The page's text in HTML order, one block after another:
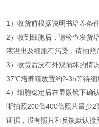
1）收货前根据说明书培养条
2）收到细胞后，请检查发货
液溢出及细胞有污染，请拍照
3）收货后没有外观损坏的情
37℃培养箱放置约2-3h等待细
4）细胞稳定后在显微镜下确
晰拍照200倍400倍照片最少2
证据，没有照片和反馈默认接